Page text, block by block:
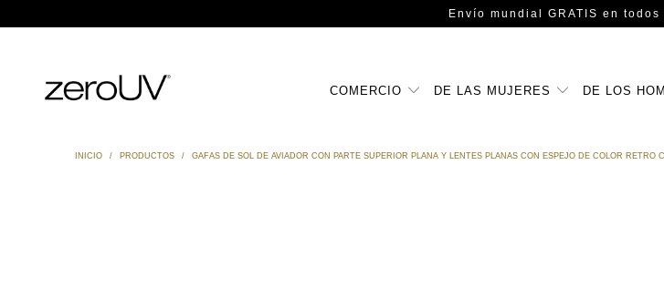
Envío mundial GRATIS en todos
COMERCIO DE LAS MUJERES DE LOS
INICIO / PRODUCTOS / GAFAS DE SOL DE AVIADOR CON PARTE SUPERIOR PLANA Y LENTES PLANAS CON ESPEJO DE COLOR RETRO